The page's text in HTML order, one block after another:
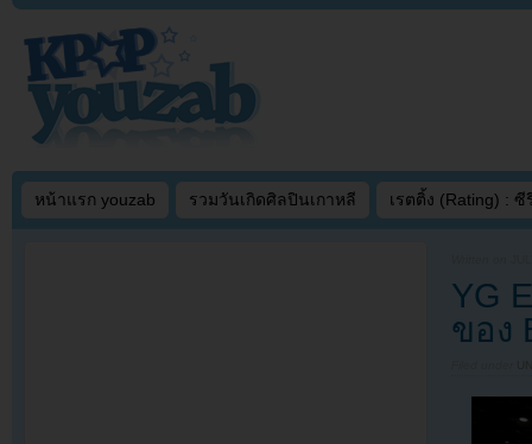
หน้าแรก youzab รวมวันเกิดศิลปินเกาหลี เรตติ้ง (Rating) : ซี
YG
ของ